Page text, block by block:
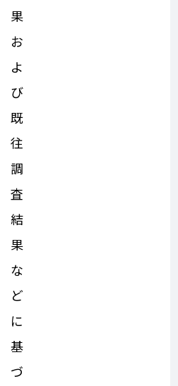
果
お
よ
び
既
往
調
査
結
果
な
ど
に
基
づ